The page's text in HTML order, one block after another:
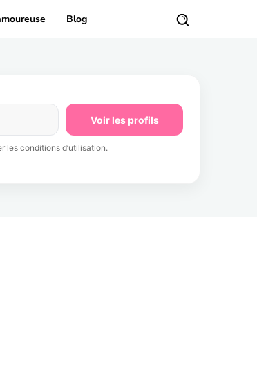
Blog
Voir les profils
les conditions d’utilisation.